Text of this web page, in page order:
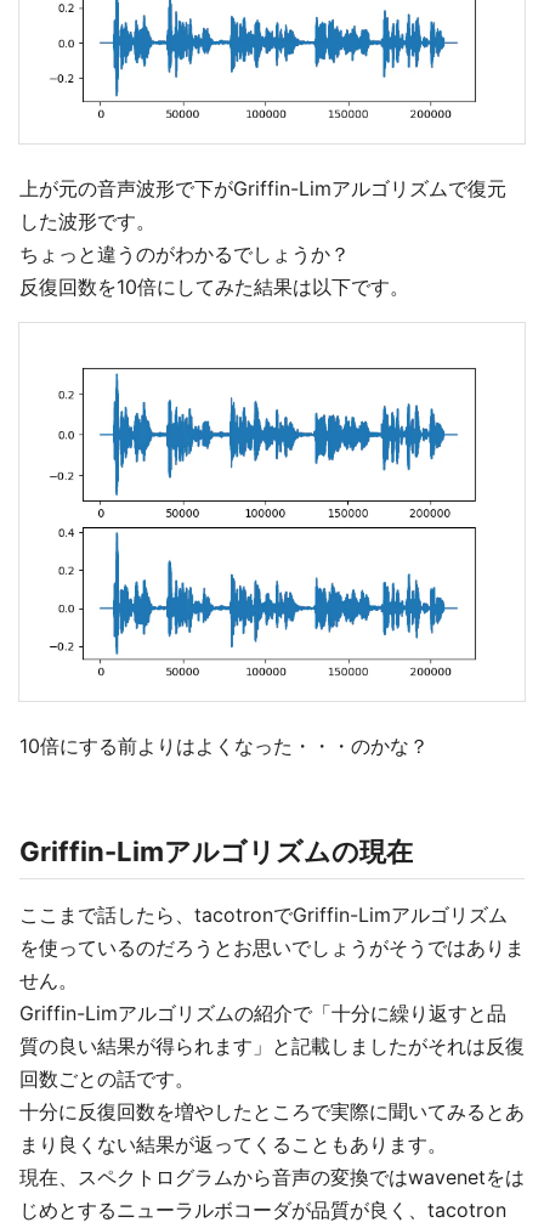
上が元の音声波形で下がGriffin-Limアルゴリズムで復元
した波形です。
ちょっと違うのがわかるでしょうか？
反復回数を10倍にしてみた結果は以下です。
10倍にする前よりはよくなった・・・のかな？
Griffin-Limアルゴリズムの現在
ここまで話したら、tacotronでGriffin-Limアルゴリズム
を使っているのだろうとお思いでしょうがそうではありま
せん。
Griffin-Limアルゴリズムの紹介で「十分に繰り返すと品
質の良い結果が得られます」と記載しましたがそれは反復
回数ごとの話です。
十分に反復回数を増やしたところで実際に聞いてみるとあ
まり良くない結果が返ってくることもあります。
現在、スペクトログラムから音声の変換ではwavenetをは
じめとするニューラルボコーダが品質が良く、tacotron